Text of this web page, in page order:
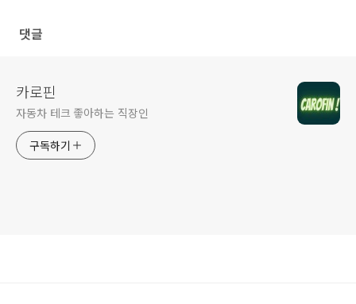
댓글
카로핀
자동차 테크 좋아하는 직장인
구독하기